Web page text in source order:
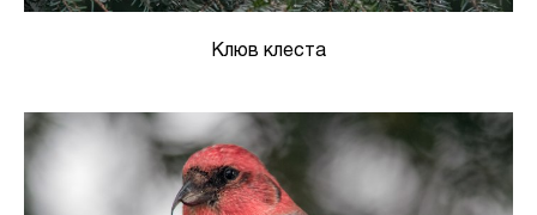
Клюв клеста